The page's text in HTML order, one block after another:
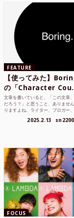
FEATURE
【使ってみた】
の「Character
文章を書いていると、「この文章
だろう？」と思うこと、ありませ
りますよね。ライター、ブロガー
2025.2.13
FOCUS